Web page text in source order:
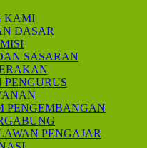
KAMI
DASAR
SASARAN
PENGURUS
PENGEMBANGAN
PENGAJAR